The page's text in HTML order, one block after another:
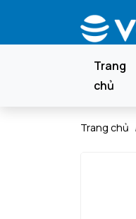
Trang
chủ
Trang chủ